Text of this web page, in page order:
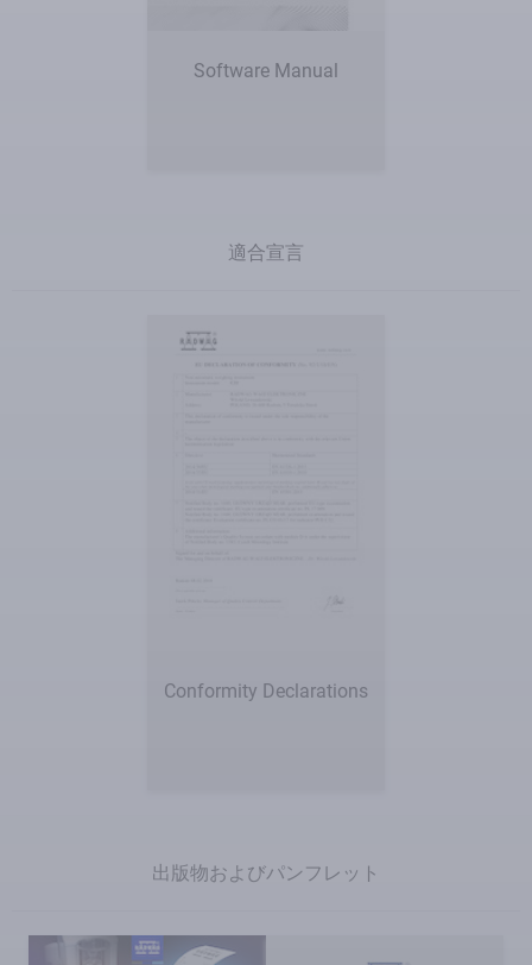
Software Manual
適合宣言
Conformity Declarations
出版物およびパンフレット